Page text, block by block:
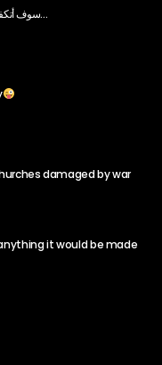
سوف أتكفل شخصياً بمقضاته امام القضاء…
damaged by war
it would be made